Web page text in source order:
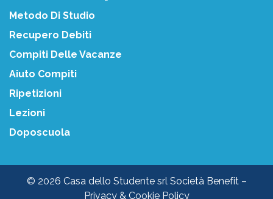
Metodo Di Studio
Recupero Debiti
Compiti Delle Vacanze
Aiuto Compiti
Ripetizioni
Lezioni
Doposcuola
© 2026 Casa dello Studente srl Società Benefit –
Privacy & Cookie Policy